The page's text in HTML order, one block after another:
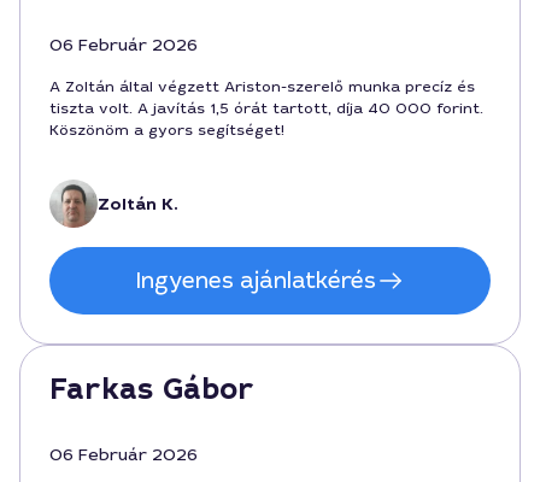
06 Február 2026
A Zoltán által végzett Ariston-szerelő munka precíz és
tiszta volt. A javítás 1,5 órát tartott, díja 40 000 forint.
Köszönöm a gyors segítséget!
Zoltán K.
Ingyenes ajánlatkérés
Farkas Gábor
06 Február 2026